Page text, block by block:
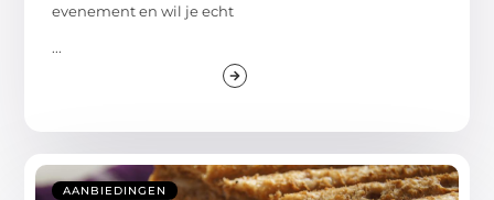
evenement en wil je echt
...
AANBIEDINGEN